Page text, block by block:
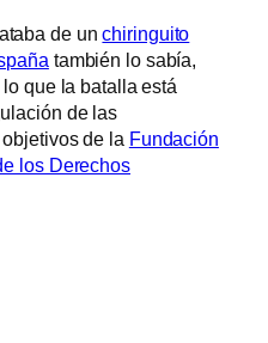
de unchiringuito
también lo sabía,
que la batalla está
de las
de la Fundación
los Derechos